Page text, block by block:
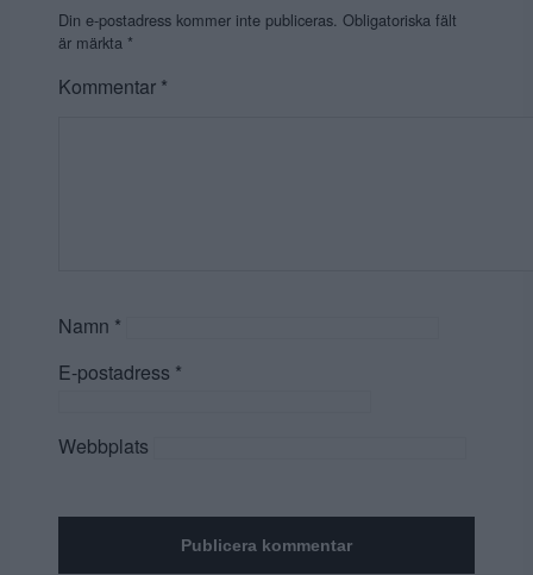
Din e-postadress kommer inte publiceras. Obligatoriska fält
är märkta *
Kommentar *
Namn *
E-postadress *
Webbplats